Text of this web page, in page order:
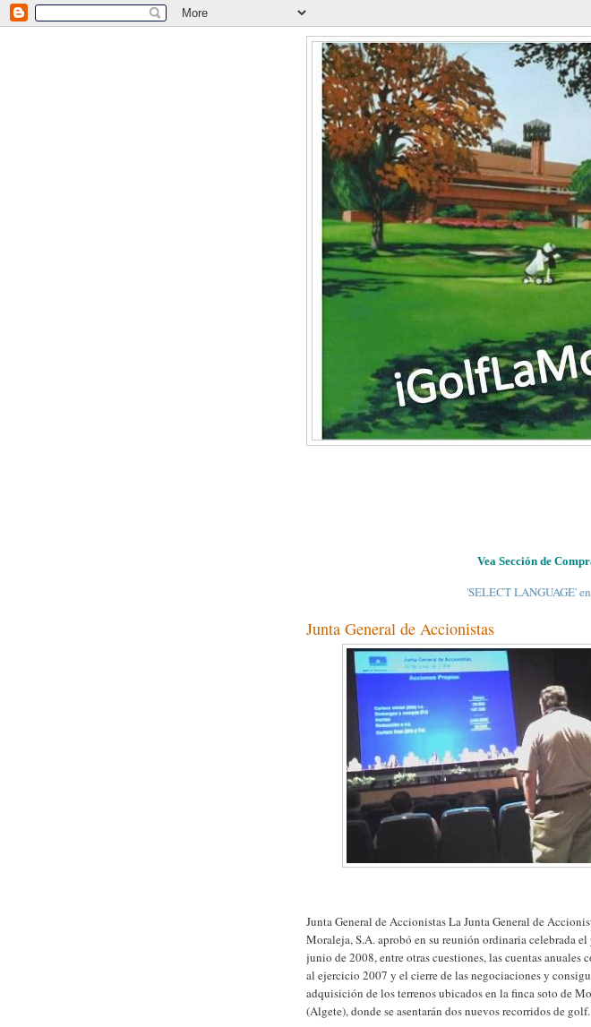
Vea Sección de
Para cambiar al Español pinche 'SELECT LANGUAGE' en
Junta General de Accionistas
Junta General de Accionistas La Junta General de
Moraleja, S.A. aprobó en su reunión ordinaria celebrada el
junio de 2008, entre otras cuestiones, las cuentas anuales
al ejercicio 2007 y el cierre de las negociaciones y
adquisición de los terrenos ubicados en la finca soto de
(Algete), donde se asentarán dos nuevos recorridos de golf.